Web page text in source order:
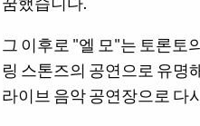
그 이후로 "엘 모"는 토론토
링 스톤즈의 공연으로 유명
라이브 음악 공연장으로 다